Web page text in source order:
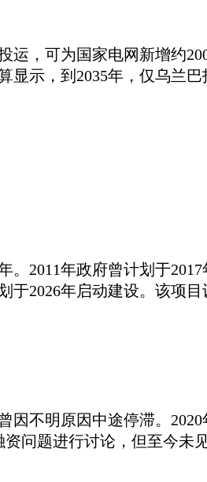
运，可为国家电网新增约
示，到2035年，仅乌兰巴
。2011年政府曾计划于
2026年启动建设。该项目
因不明原因中途停滞。
问题进行讨论，但至今未